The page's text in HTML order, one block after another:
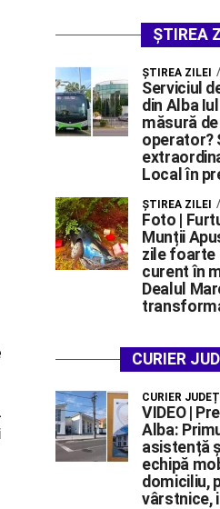
ȘTIREA
ŞTIREA ZILEI
Serviciul
din Alba
măsură
operator?
Local în
ŞTIREA ZILEI
Foto |
Munții
zile foarte
curent în
Dealul
CURIER
CURIER
VIDEO |
Alba:
asistență
echipă
domiciliu,
vârstnice,